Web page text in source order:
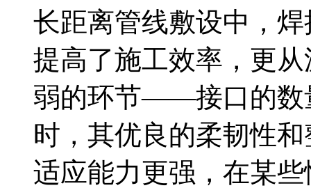
长距离管线敷设中，
提高了施工效率，更
弱的环节——接口的数
时，其优良的柔韧性
适应能力更强，在某